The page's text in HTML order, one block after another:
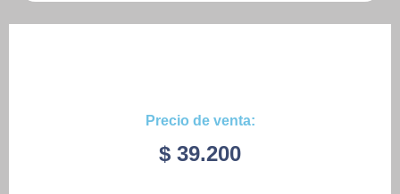
Precio de venta:
$ 39.200